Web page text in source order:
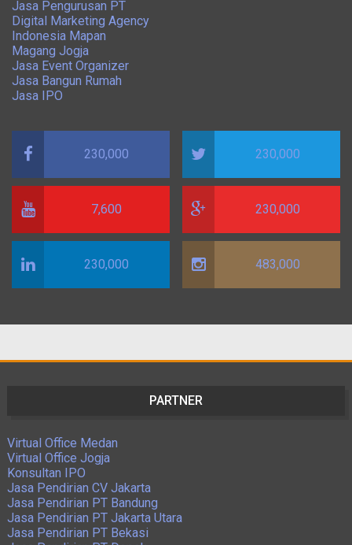
Jasa Pengurusan PT
Digital Marketing Agency
Indonesia Mapan
Magang Jogja
Jasa Event Organizer
Jasa Bangun Rumah
Jasa IPO
230,000 230,000
7,600 230,000
230,000 483,000
PARTNER
Virtual Office Medan
Virtual Office Jogja
Konsultan IPO
Jasa Pendirian CV Jakarta
Jasa Pendirian PT Bandung
Jasa Pendirian PT Jakarta Utara
Jasa Pendirian PT Bekasi